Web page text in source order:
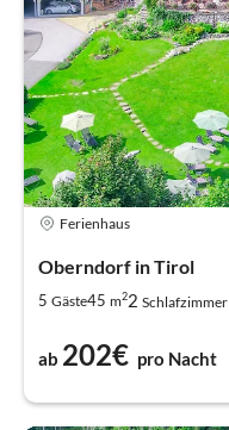
Ferienhaus
Oberndorf in Tirol
5 Gäste45 m22 Schlafzimmer
ab 202€ pro Nacht